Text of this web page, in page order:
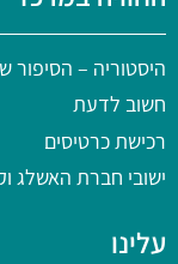
היסטוריה – הסיפור
חשוב לדעת
רכישת כרטיסים
ישובי חברת האשלג
עלינו